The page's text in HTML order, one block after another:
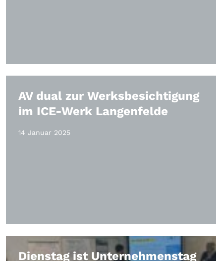
AV dual zur Werksbesichtigung
im ICE-Werk Langenfelde
14 Januar 2025
Dienstag ist Unternehmenstag